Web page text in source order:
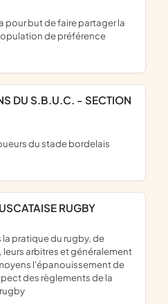
de préférence
RUGBY
arbitres et généralement
l'épanouissement de
des règlements de la